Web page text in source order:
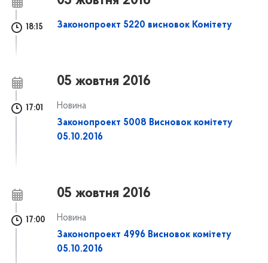
18:15 Законопроект 5220 висновок Комітету
05 жовтня 2016
17:01
Новина
Законопроект 5008 Висновок комітету
05.10.2016
05 жовтня 2016
17:00
Новина
Законопроект 4996 Висновок комітету
05.10.2016